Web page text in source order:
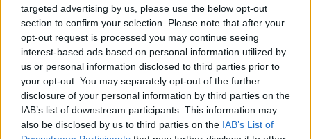
targeted advertising by us, please use the below opt-out
section to confirm your selection. Please note that after your
opt-out request is processed you may continue seeing
interest-based ads based on personal information utilized by
us or personal information disclosed to third parties prior to
your opt-out. You may separately opt-out of the further
disclosure of your personal information by third parties on the
IAB’s list of downstream participants. This information may
also be disclosed by us to third parties on the IAB’s List of
UUTISET
Kela voi leikata tukia
ulkomaanmatkan vuoksi